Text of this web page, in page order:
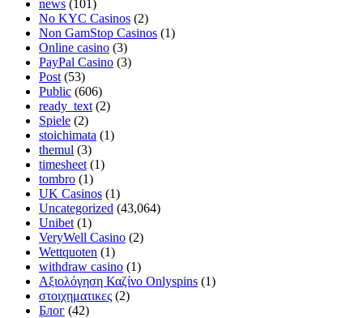
news (101)
No KYC Casinos (2)
Non GamStop Casinos (1)
Online casino (3)
PayPal Casino (3)
Post (53)
Public (606)
ready_text (2)
Spiele (2)
stoichimata (1)
themul (3)
timesheet (1)
tombro (1)
UK Casinos (1)
Uncategorized (43,064)
Unibet (1)
VeryWell Casino (2)
Wettquoten (1)
withdraw casino (1)
Αξιολόγηση Καζίνο Onlyspins (1)
στοιχηματικες (2)
Блог (42)